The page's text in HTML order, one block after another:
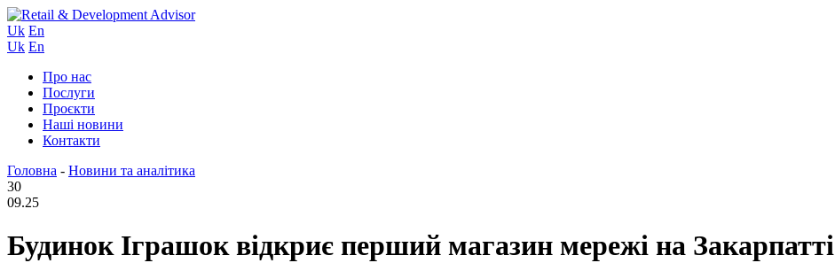
Uk En
Uk En
Про нас
Послуги
Проєкти
Наші новини
Контакти
Головна - Новини та аналітика
30
09.25
Будинок Іграшок відкриє перший магазин мережі на Закарпатті